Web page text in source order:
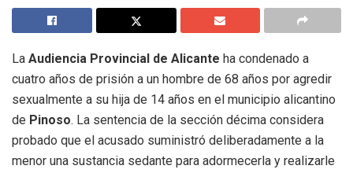
La Audiencia Provincial de Alicante ha condenado a
cuatro años de prisión a un hombre de 68 años por agredir
sexualmente a su hija de 14 años en el municipio alicantino
de Pinoso. La sentencia de la sección décima considera
probado que el acusado suministró deliberadamente a la
menor una sustancia sedante para adormecerla y realizarle